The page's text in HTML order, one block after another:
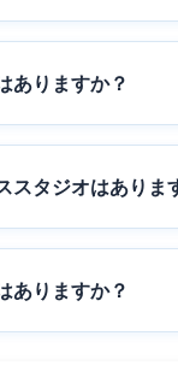
ありますか？
スタジオはありま
ありますか？